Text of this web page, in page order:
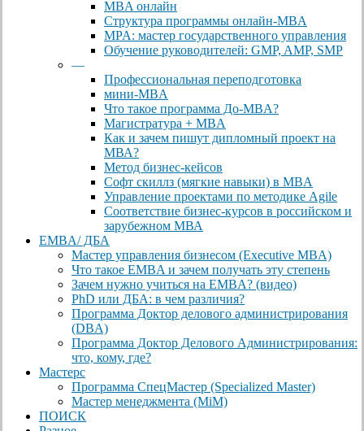
MBA онлайн
Cтруктура программы онлайн-MBA
MPA: мастер государственного управления
Обучение руководителей: GMP, AMP, SMP
—
Профессиональная переподготовка
мини-MBA
Что такое программа До-MBA?
Магистратура + MBA
Как и зачем пишут дипломный проект на
МВА?
Метод бизнес-кейсов
Софт скиллз (мягкие навыки) в MBA
Управление проектами по методике Agile
Соответствие бизнес-курсов в российском и
зарубежном МВА
EMBA/ ДБA
Мастер управления бизнесом (Executive MBA)
Что такое EMBA и зачем получать эту степень
Зачем нужно учиться на EMBA? (видео)
PhD или ДБА: в чем различия?
Программа Доктор делового администрирования
(DBА)
Программа Доктор Делового Администрирования:
что, кому, где?
Мастерс
Программа СпецМастер (Specialized Master)
Мастер менеджмента (MiM)
ПОИСК